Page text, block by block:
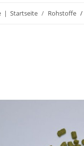
Startseite Rohstoffe